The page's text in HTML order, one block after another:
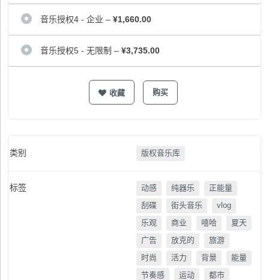
音乐授权4 - 企业 – ¥1,660.00
音乐授权5 - 无限制 – ¥3,735.00
收藏 购买
类别 版权音乐库
标签 动感 纯器乐
正能量
刮碟
街头音乐
vlog
乐观
商业 嘻哈
夏天
广告
放克的
旅游
时尚
活力 背景
能量
节奏感
运动 都市